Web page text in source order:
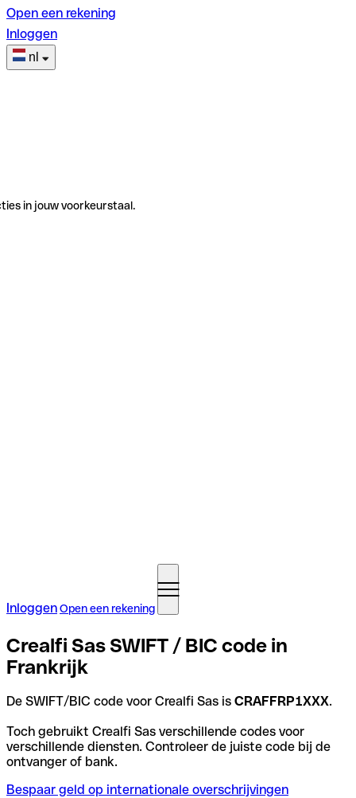
Open een rekening
Inloggen
nl
in jouw voorkeurstaal.
InloggenOpen een rekening
Crealfi Sas SWIFT / BIC code in
Frankrijk
De SWIFT/BIC code voor Crealfi Sas is CRAFFRP1XXX.
Toch gebruikt Crealfi Sas verschillende codes voor
verschillende diensten. Controleer de juiste code bij de
ontvanger of bank.
Bespaar geld op internationale overschrijvingen